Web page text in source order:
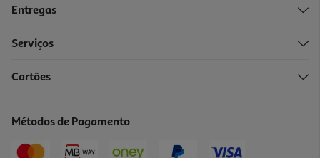
+0,10 € Depósito
Entregas
Serviços
Cartões
Métodos de Pagamento